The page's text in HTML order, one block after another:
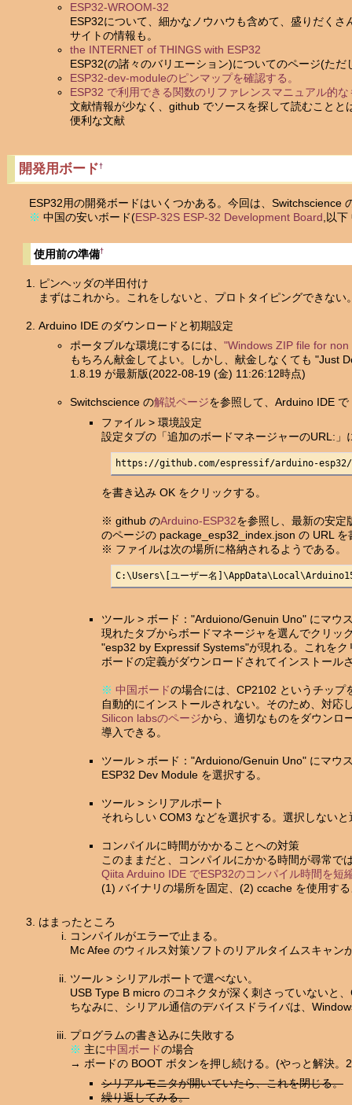
ESP32-WROOM-32
ESP32について、細かなノウハウも含めて、盛りだく
サイトの情報も。
the INTERNET of THINGS with ESP32
ESP32(の諸々のバリエーション)についてのページ(ただ
ESP32-dev-moduleのピンマップを確認する。
ESP32 で利用できる関数のリファレンスマニュアル的な
文献情報が少なく、github でソースを探して読むこと
便利な文献
開発用ボード†
ESP32用の開発ボードはいくつかある。今回は、Switchscience
※ 中国の安いボード(ESP-32S ESP-32 Development Board ,以
使用前の準備†
ピンヘッダの半田付け
まずはこれから。これをしないと、プロトタイピングできない
Arduino IDE のダウンロードと初期設定
ポータブルな環境にするには、 "Windows ZIP file for
もちろん献金してよい。しかし、献金しなくても "Just
1.8.19 が最新版(2022-08-19 (金) 11:26:12時点)
Switchscience の解説ページを参照して、Arduino IDE
ファイル > 環境設定
設定タブの「追加のボードマネージャーのURL:」
https://github.com/espressif/arduino-esp32/
を書き込み OK をクリックする。
※ github のArduino-ESP32を参照し、最新の安
のページの package_esp32_index.json の URL を
※ ファイルは次の場所に格納されるようである。
C:\Users\[ユーザー名
ツール > ボード："Arduiono/Genuin Uno" にマウ
現れたタブからボードマネージャを選んでクリッ
"esp32 by Expressif Systems"が現れる。これを
ボードの定義がダウンロードされてインストール
※ 中国ボードの場合には、CP2102 というチップ
自動的にインストールされない。そのため、対応
Silicon labsのページから、適切なものをダウンロ
導入できる。
ツール > ボード："Arduiono/Genuin Uno" にマウ
ESP32 Dev Module を選択する。
ツール > シリアルポート
それらしい COM3 などを選択する。選択しない
コンパイルに時間がかかることへの対策
このままだと、コンパイルにかかる時間が尋常で
Qiita Arduino IDE でESP32のコンパイル時間を短
(1) バイナリの場所を固定、(2) ccache を使用す
はまったところ
コンパイルがエラーで止まる。
Mc Afee のウィルス対策ソフトのリアルタイムスキャ
ツール > シリアルポートで選べない。
USB Type B micro のコネクタが深く刺さっていないと
ちなみに、シリアル通信のデバイスドライバは、
プログラムの書き込みに失敗する
※ 主に中国ボードの場合
→ ボードの BOOT ボタンを押し続ける。(やっと解決
シリアルモニタが開いていたら、これを閉じる。
繰り返してみる。